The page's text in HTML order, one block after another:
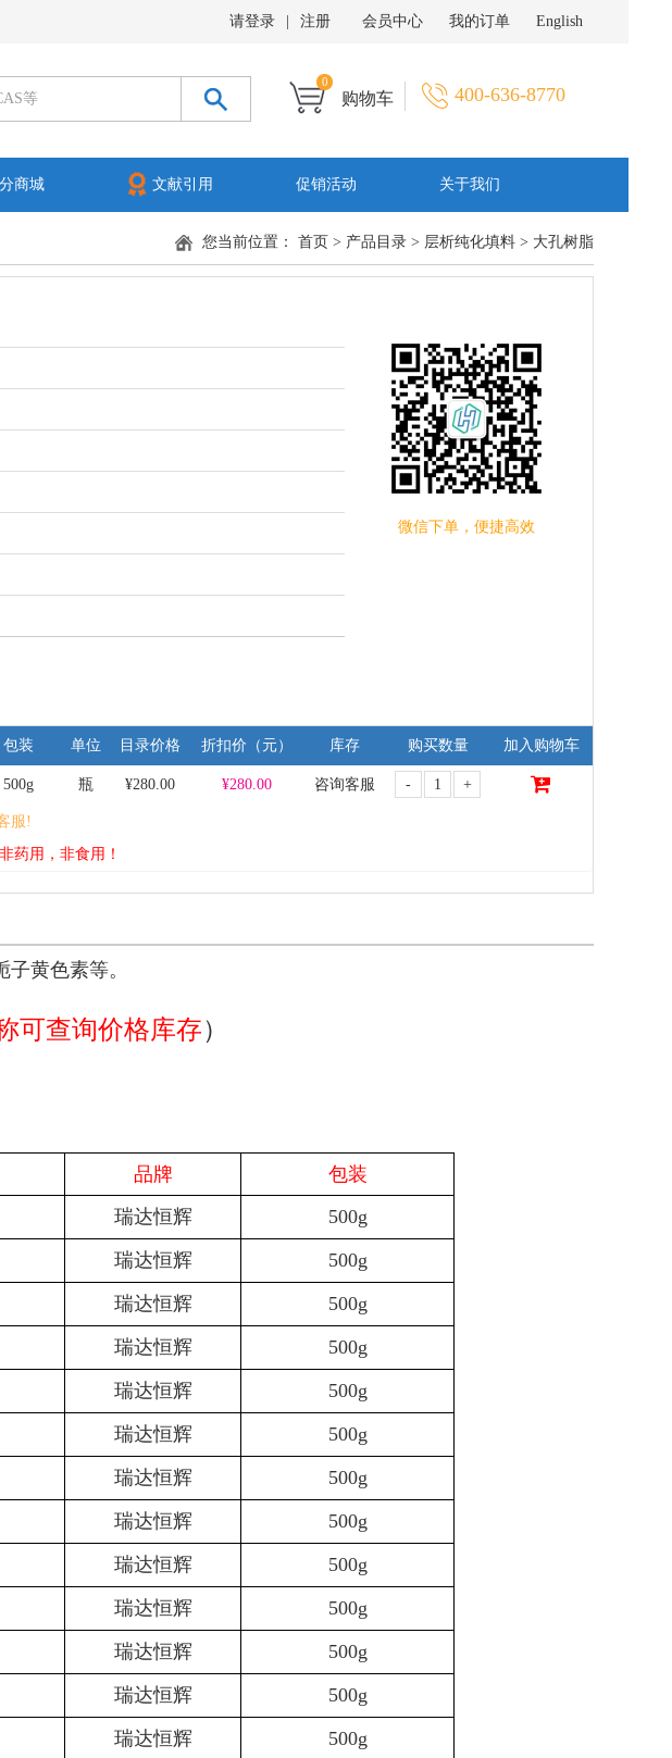
请登录 注册 会员中心 我的订单 English
0
购物车 400-636-8770
商城 文献引用 促销活动 关于我们
您当前位置： 首页 > 产品目录 > 层析纯化填料 > 大孔树脂
微信下单，便捷高效
包装 单位 目录价格 折扣价（元） 库存 购买数量 加入购物车
500g 瓶 ¥280.00 ¥280.00 咨询客服 - +
服!
药用，非食用！
黄色素等。
可查询价格库存）
品牌
包装
瑞达恒辉
500g
瑞达恒辉
500g
瑞达恒辉
500g
瑞达恒辉
500g
瑞达恒辉
500g
瑞达恒辉
500g
瑞达恒辉
500g
瑞达恒辉
500g
瑞达恒辉
500g
瑞达恒辉
500g
瑞达恒辉
500g
瑞达恒辉
500g
瑞达恒辉
500g